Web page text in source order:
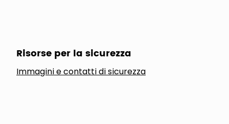
Risorse per la sicurezza
Immagini e contatti di sicurezza